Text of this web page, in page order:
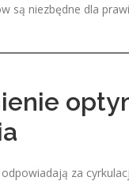
są niezbędne dla
za